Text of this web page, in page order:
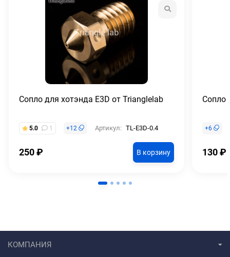
Сопло для хотэнда E3D от Trianglelab
5.0 1 +12 Артикул: TL-E3D-0.4
250₽ В корзину
Сопло
+6
130₽
КОМПАНИЯ